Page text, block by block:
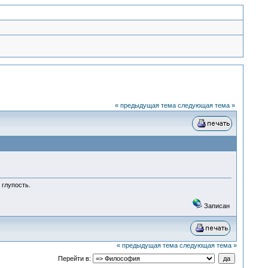
« предыдущая тема следующая тема »
глупость.
Записан
« предыдущая тема следующая тема »
Перейти в: